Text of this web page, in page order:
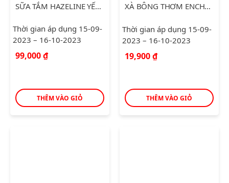
SỮA TẮM HAZELINE YẾN MẠCH DÂU TẰM 1.2KG
Thời gian áp dụng 15-09-
2023 – 16-10-2023
99,000₫
THÊM VÀO GIỎ
XÀ BÔNG THƠM ENCHANTEUR MAGIC 90G
Thời gian áp dụng 15-09-
2023 – 16-10-2023
19,900₫
THÊM VÀO GIỎ